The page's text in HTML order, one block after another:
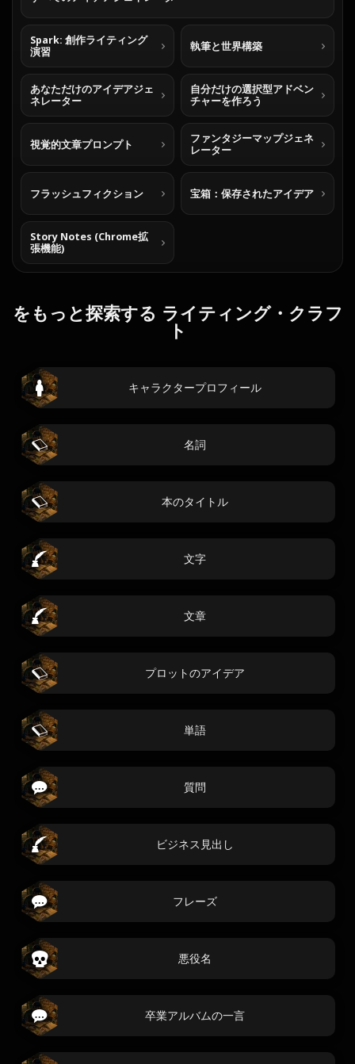
Spark: 創作ライティング
演習
執筆と世界構築
あなただけのアイデアジェ
ネレーター
自分だけの選択型アドベン
チャーを作ろう
視覚的文章プロンプト
ファンタジーマップジェネ
レーター
フラッシュフィクション 宝箱：保存されたアイデア
Story Notes (Chrome拡
張機能)
をもっと探索する ライティング・クラフ
ト
キャラクタープロフィール
名詞
本のタイトル
文字
文章
プロットのアイデア
単語
質問
ビジネス見出し
フレーズ
悪役名
卒業アルバムの一言